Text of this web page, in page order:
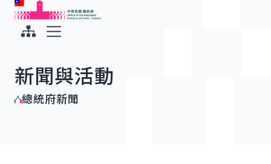
跳到主要內容
中華民國總統府
新聞與活動
總統府新聞